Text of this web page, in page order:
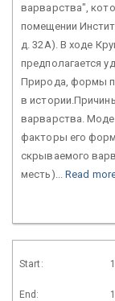
варварства",
помещении
д. 32А). В ходе
предполагается
Природа, формы
в
варварства.
факторы его
скрываемого
месть)... Read
Start:
End: